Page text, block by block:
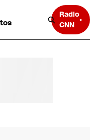
Radio
CNN